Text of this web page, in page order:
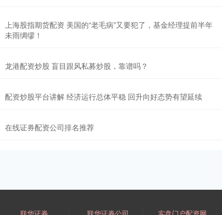
上海股指期货配资 美国的“老毛病”又要犯了，基金经理提前半年
未雨绸缪！
龙港配资炒股 盲目跟风私募炒股，靠谱吗？
配资炒股平台讲解 经济运行总体平稳 回升向好态势有望延续
在线证券配资公司排名推荐
联华证券 联华证券公司 实盘门户配资网